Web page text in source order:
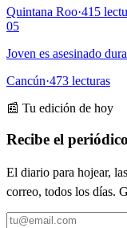
Quintana Roo·415
05
Joven es asesinado
Cancún·473 lecturas
📰 Tu edición de hoy
Recibe el
El diario para hojear,
correo, todos los días.